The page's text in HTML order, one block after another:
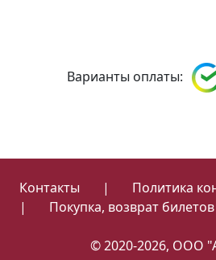
Варианты оплаты:
Контакты |
Политика
|
Покупка, возврат билетов
© 2020-2026, ООО